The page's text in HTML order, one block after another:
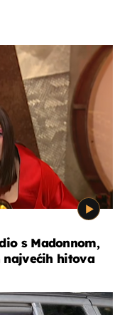
s Madonnom,
hitova